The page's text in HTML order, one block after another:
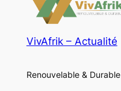
VivAfrik – Actualité
Renouvelable & Durable